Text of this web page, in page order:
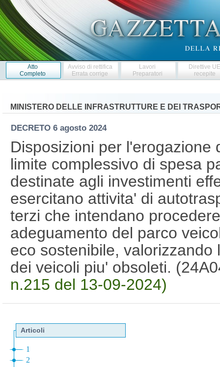
Atto
Completo
Avviso di rettifica
Errata corrige
Lavori
Preparatori
Direttive
recepite
MINISTERO DELLE INFRASTRUTTURE E DEI
DECRETO 6 agosto 2024
Disposizioni per l'erogazione
limite complessivo di spesa
destinate agli investimenti
esercitano attivita' di
terzi che intendano
adeguamento del parco
eco sostenibile,
dei veicoli piu' obsoleti.
n.215 del 13-09-2024)